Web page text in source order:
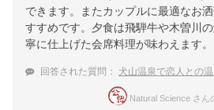
できます。またカップルに最適なお
すすめです。夕食は飛騨牛や木曽川
寧に仕上げた会席料理が味わえます。
回答された質問： 犬山温泉で恋人との
Natural Science さん